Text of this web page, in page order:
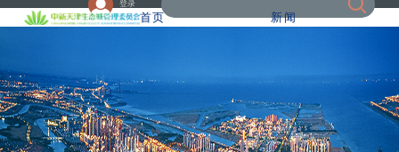
登录
首页 新闻